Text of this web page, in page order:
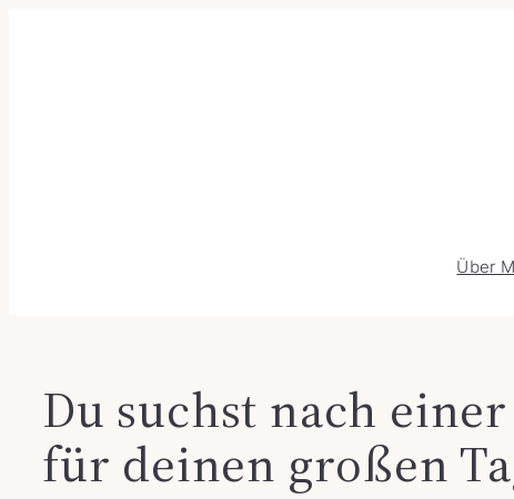
Über
Du suchst nach
für deinen großen